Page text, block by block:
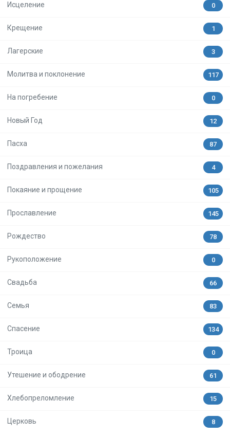
Исцеление 0
Крещение 1
Лагерские 3
Молитва и поклонение 117
На погребение 0
Новый Год 12
Пасха 87
Поздравления и пожелания 4
Покаяние и прощение 105
Прославление 145
Рождество 78
Рукоположение 0
Свадьба 66
Семья 83
Спасение 134
Троица 0
Утешение и ободрение 61
Хлебопреломление 15
Церковь 8